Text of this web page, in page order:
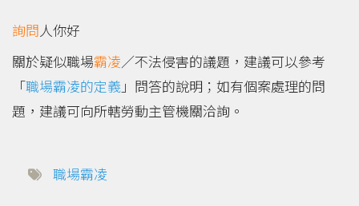
詢問人你好
關於疑似職場霸凌／不法侵害的議題，建議可以參考
「職場霸凌的定義 」問答的說明；如有個案處理的問
題，建議可向所轄勞動主管機關洽詢。
職場霸凌